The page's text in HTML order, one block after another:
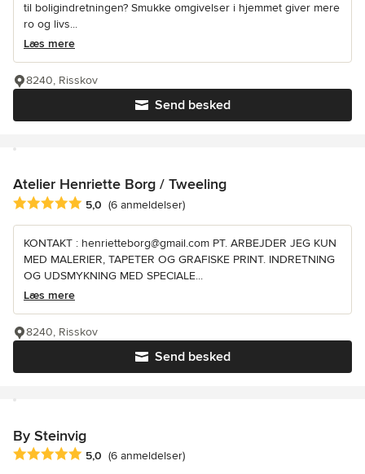
til boligindretningen? Smukke omgivelser i hjemmet giver mere
ro og livs...
Læs mere
Send besked
8240, Risskov
Atelier Henriette Borg / Tweeling
Gennemsnitlig bedømmelse: 5 ud af 5 stjerner
5,0 (6 anmeldelser)
KONTAKT : henrietteborg@gmail.com PT. ARBEJDER JEG KUN
MED MALERIER, TAPETER OG GRAFISKE PRINT. INDRETNING
OG UDSMYKNING MED SPECIALE...
Læs mere
Send besked
8240, Risskov
By Steinvig
Gennemsnitlig bedømmelse: 5 ud af 5 stjerner
5,0 (6 anmeldelser)